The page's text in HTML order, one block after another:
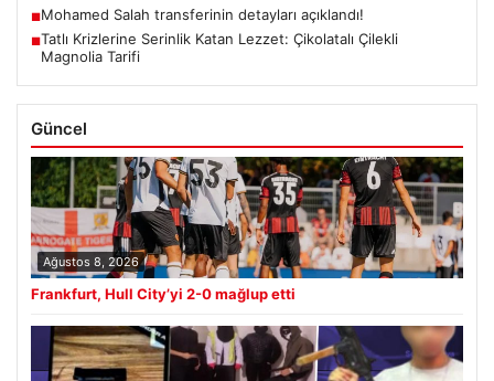
■Mohamed Salah transferinin detayları açıklandı!
■Tatlı Krizlerine Serinlik Katan Lezzet: Çikolatalı Çilekli
Magnolia Tarifi
Güncel
Ağustos 8, 2026
Frankfurt, Hull City’yi 2-0 mağlup etti